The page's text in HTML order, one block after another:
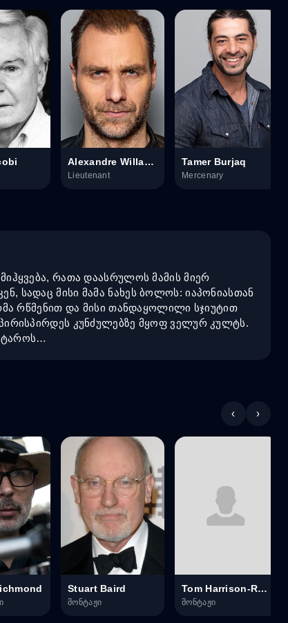
Alexandre Willaume
Lieutenant
Tamer Burjaq
Mercenary
რათა დაასრულოს მამის მიერ
სადაც მისი მამა ნახეს ბოლოს: იაპონიასთან
რწმენით და მისი თანდაყოლილი სჯიუტით
კუნძულებზე მყოფ ველურ კულტს.
‹ ›
Stuart Baird
მონტაჟი
Tom Harrison-Read
მონტაჟი